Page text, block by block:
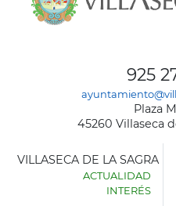
925
Plaza
45260 Villaseca
VILLASECA DE LA SAGRA
ACTUALIDAD
INTERÉS